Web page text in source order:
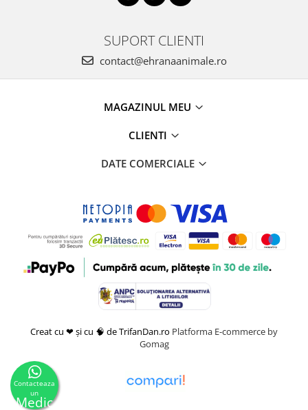
SUPORT CLIENTI
contact@ehranaanimale.ro
MAGAZINUL MEU
CLIENTI
DATE COMERCIALE
Creat cu ❤ și cu 🧠 de TrifanDan.ro Platforma E-commerce by
Gomag
Contacteaza
un
Medic